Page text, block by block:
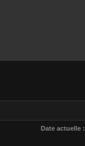
Date actuelle :